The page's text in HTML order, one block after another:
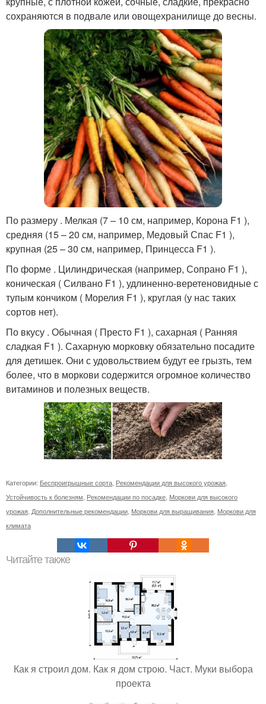
сохраняются в подвале или овощехранилище до весны.
По размеру . Мелкая (7 – 10 см, например, Корона F1 ),
средняя (15 – 20 см, например, Медовый Спас F1 ),
крупная (25 – 30 см, например, Принцесса F1 ).
По форме . Цилиндрическая (например, Сопрано F1 ),
коническая ( Силвано F1 ), удлиненно-веретеновидные с
тупым кончиком ( Морелия F1 ), круглая (у нас таких
сортов нет).
По вкусу . Обычная ( Престо F1 ), сахарная ( Ранняя
сладкая F1 ). Сахарную морковку обязательно посадите
для детишек. Они с удовольствием будут ее грызть, тем
более, что в моркови содержится огромное количество
витаминов и полезных веществ.
Категории: Беспроигрышные сорта Рекомендации для высокого урожая
Устойчивость к болезням Рекомендации по посадке Моркови для высокого
урожая Дополнительные рекомендации Моркови для выращивания Моркови для
климата
Читайте также
Как я строил дом. Как я дом строю. Част. Муки выбора
проекта